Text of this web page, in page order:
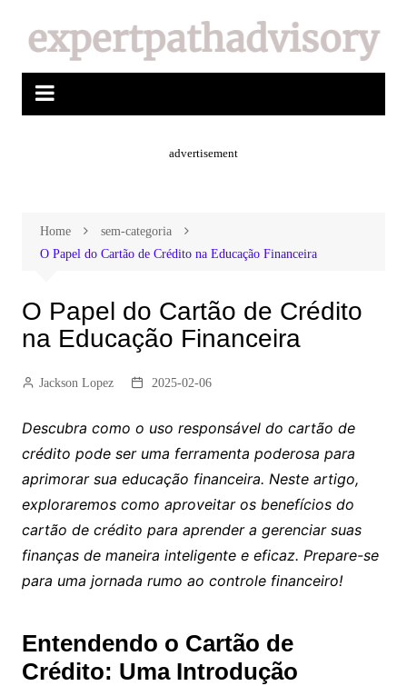
advertisement
Home
sem-categoria
O Papel do Cartão de Crédito na Educação Financeira
O Papel do Cartão de Crédito
na Educação Financeira
Jackson Lopez 2025-02-06
Descubra como o uso responsável do cartão de
crédito pode ser uma ferramenta poderosa para
aprimorar sua educação financeira. Neste artigo,
exploraremos como aproveitar os benefícios do
cartão de crédito para aprender a gerenciar suas
finanças de maneira inteligente e eficaz. Prepare-se
para uma jornada rumo ao controle financeiro!
Entendendo o Cartão de
Crédito: Uma Introdução